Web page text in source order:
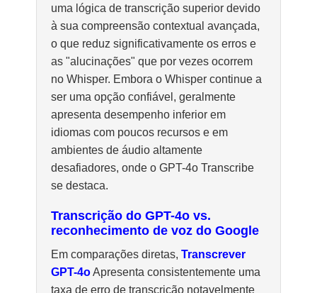
uma lógica de transcrição superior devido
à sua compreensão contextual avançada,
o que reduz significativamente os erros e
as "alucinações" que por vezes ocorrem
no Whisper. Embora o Whisper continue a
ser uma opção confiável, geralmente
apresenta desempenho inferior em
idiomas com poucos recursos e em
ambientes de áudio altamente
desafiadores, onde o GPT-4o Transcribe
se destaca.
Transcrição do GPT-4o vs.
reconhecimento de voz do Google
Em comparações diretas,Transcrever
GPT-4oApresenta consistentemente uma
taxa de erro de transcrição notavelmente